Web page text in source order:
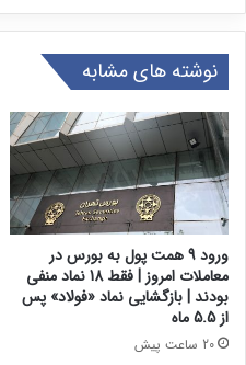
نوشته های مشابه
ورود 9 همت پول به بورس در
معاملات امروز | فقط 18 نماد منفی
بودند | بازگشایی نماد «فولاد» پس
از 5.5 ماه
20 ساعت پیش